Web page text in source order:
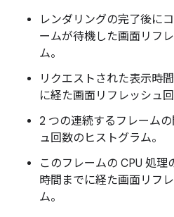
レンダリングの完了後に
ームが待機した画面リフ
ム。
リクエストされた表示時
に経た画面リフレッシュ
2 つの連続するフレーム
ュ回数のヒストグラム。
このフレームの CPU 処
時間までに経た画面リフ
ム。